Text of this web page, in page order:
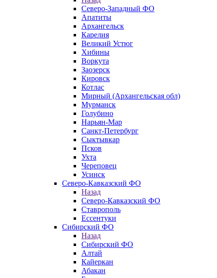
Северо-Западный ФО
Апатиты
Архангельск
Карелия
Великий Устюг
Хибины
Воркута
Заозерск
Кировск
Котлас
Мирный (Архангельская обл)
Мурманск
Голубино
Нарьян-Мар
Санкт-Петербург
Сыктывкар
Псков
Ухта
Череповец
Усинск
Северо-Кавказский ФО
Назад
Северо-Кавказский ФО
Ставрополь
Ессентуки
Сибирский ФО
Назад
Сибирский ФО
Алтай
Кайеркан
Абакан